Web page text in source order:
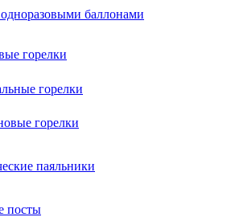
баллонами
горелки
горелки
горелки
паяльники
посты